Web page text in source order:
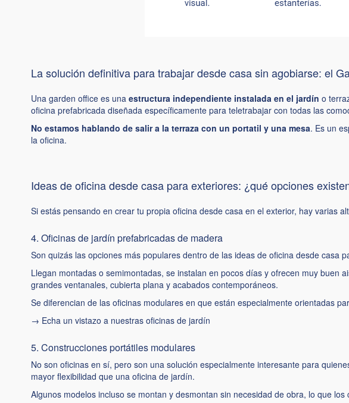
La solución definitiva para trabajar desde casa sin agobiarse: el
Una garden office es una estructura independiente instalada en el jardín o
oficina prefabricada diseñada específicamente para teletrabajar con todas las
No estamos hablando de salir a la terraza con un portatil y una mesa. Es un
la oficina.
Ideas de oficina desde casa para exteriores: ¿qué opciones
Si estás pensando en crear tu propia oficina desde casa en el exterior, hay varias
4. Oficinas de jardín prefabricadas de madera
Son quizás las opciones más populares dentro de las ideas de oficina desde casa
Llegan montadas o semimontadas, se instalan en pocos días y ofrecen muy buen
grandes ventanales, cubierta plana y acabados contemporáneos.
Se diferencian de las oficinas modulares en que están especialmente orientadas
→ Echa un vistazo a nuestras oficinas de jardín
5. Construcciones portátiles modulares
No son oficinas en sí, pero son una solución especialmente interesante para
mayor flexibilidad que una oficina de jardín.
Algunos modelos incluso se montan y desmontan sin necesidad de obra, lo que